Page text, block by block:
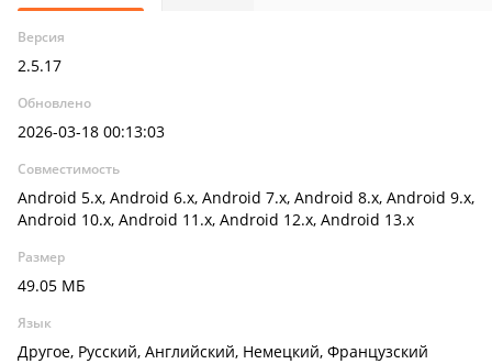
Версия
2.5.17
Обновлено
2026-03-18 00:13:03
Совместимость
Android 5.x, Android 6.x, Android 7.x, Android 8.x, Android 9.x,
Android 10.x, Android 11.x, Android 12.x, Android 13.x
Размер
49.05 МБ
Язык
Другое, Русский, Английский, Немецкий, Французский